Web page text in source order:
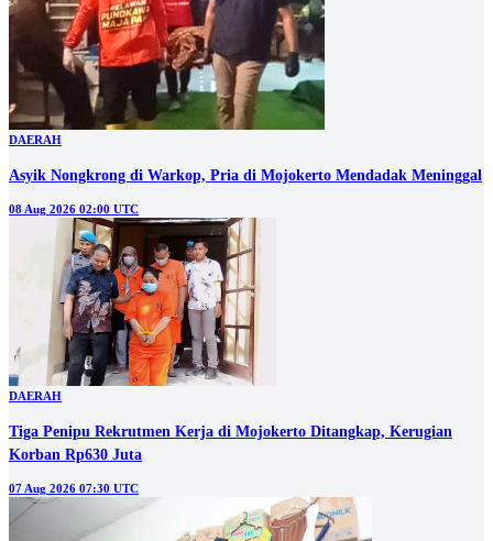
DAERAH
Asyik Nongkrong di Warkop, Pria di Mojokerto Mendadak Meninggal
08 Aug 2026 02:00 UTC
DAERAH
Tiga Penipu Rekrutmen Kerja di Mojokerto Ditangkap, Kerugian
Korban Rp630 Juta
07 Aug 2026 07:30 UTC